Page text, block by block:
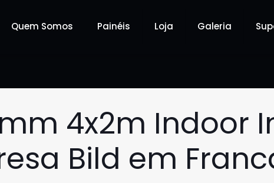
Quem Somos Painéis Loja Galeria
4x2m Indoor
Bild em